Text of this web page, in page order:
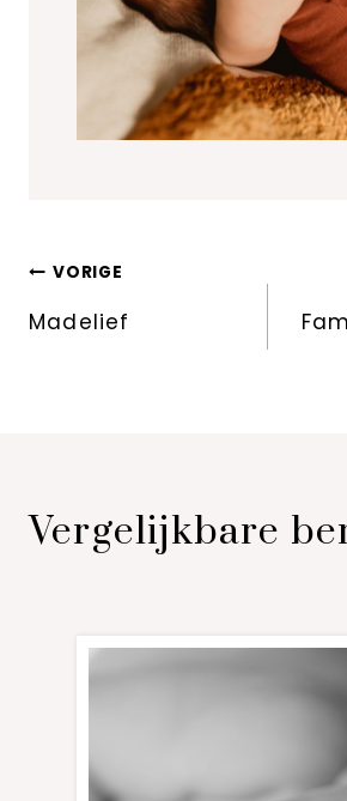
Bericht
navigatie
VORIGE
Madelief
Vergelijkbare